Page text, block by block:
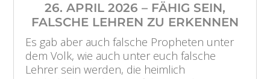
26. APRIL 2026 – FÄHIG SEIN,
FALSCHE LEHREN ZU ERKENNEN
Es gab aber auch falsche Propheten unter
dem Volk, wie auch unter euch falsche
Lehrer sein werden, die heimlich